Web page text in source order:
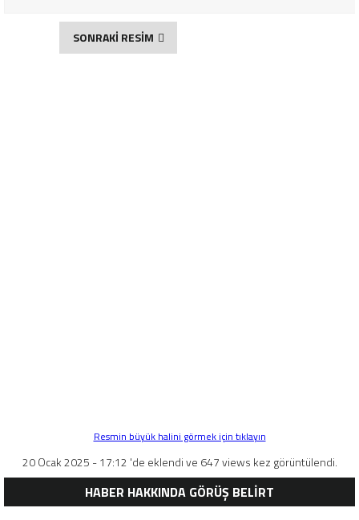
SONRAKİ RESİM
Resmin büyük halini görmek için tıklayın
20 Ocak 2025 - 17:12 'de eklendi ve 647 views kez görüntülendi.
HABER HAKKINDA GÖRÜŞ BELİRT